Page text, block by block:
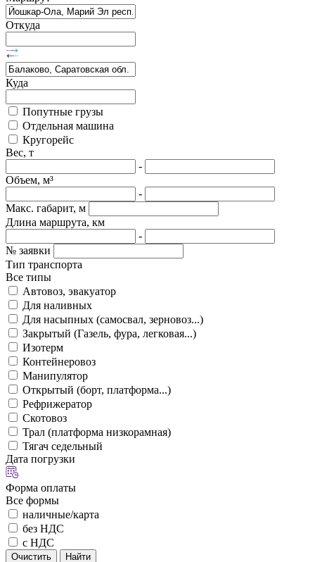
Откуда
Куда
Попутные грузы
Отдельная машина
Кругорейс
Вес, т
-
Объем, м³
-
Макс. габарит, м
Длина маршрута, км
-
№ заявки
Тип транспорта
Все типы
Автовоз, эвакуатор
Для наливных
Для насыпных (самосвал, зерновоз...)
Закрытый (Газель, фура, легковая...)
Изотерм
Контейнеровоз
Манипулятор
Открытый (борт, платформа...)
Рефрижератор
Скотовоз
Трал (платформа низкорамная)
Тягач седельный
Дата погрузки
Форма оплаты
Все формы
наличные/карта
без НДС
с НДС
Очистить Найти